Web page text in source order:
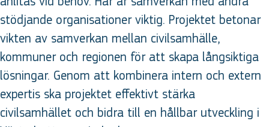
stödjande organisationer viktig. Projektet betonar
vikten av samverkan mellan civilsamhälle,
kommuner och regionen för att skapa långsiktiga
lösningar. Genom att kombinera intern och extern
expertis ska projektet effektivt stärka
civilsamhället och bidra till en hållbar utveckling i